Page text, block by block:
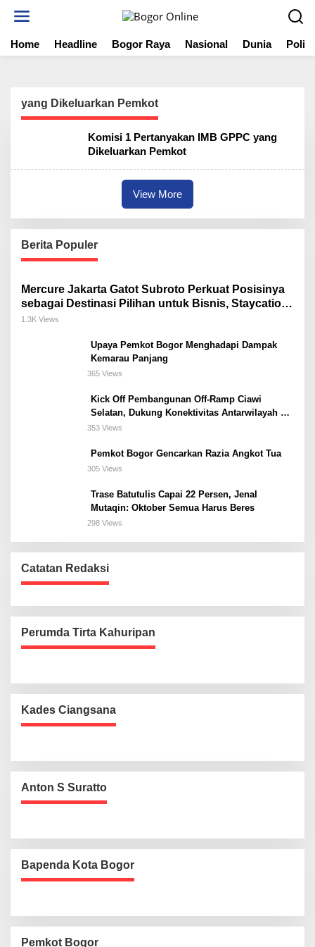
t
Home Headline Bogor Raya Nasional Dunia
yang Dikeluarkan Pemkot
Komisi 1 Pertanyakan IMB GPPC yang
Dikeluarkan Pemkot
View More
Berita Populer
Mercure Jakarta Gatot Subroto Perkuat Posisinya
sebagai Destinasi Pilihan untuk Bisnis, Staycation,
Meeting, dan Kuliner di Jakarta Selatan
1.3K Views
Upaya Pemkot Bogor Menghadapi Dampak
Kemarau Panjang
365 Views
Kick Off Pembangunan Off-Ramp Ciawi
Selatan, Dukung Konektivitas Antarwilayah di
Bogor Selatan
353 Views
Pemkot Bogor Gencarkan Razia Angkot Tua
305 Views
Trase Batutulis Capai 22 Persen, Jenal
Mutaqin: Oktober Semua Harus Beres
298 Views
Catatan Redaksi
Perumda Tirta Kahuripan
Kades Ciangsana
Anton S Suratto
Bapenda Kota Bogor
Pemkot Bogor